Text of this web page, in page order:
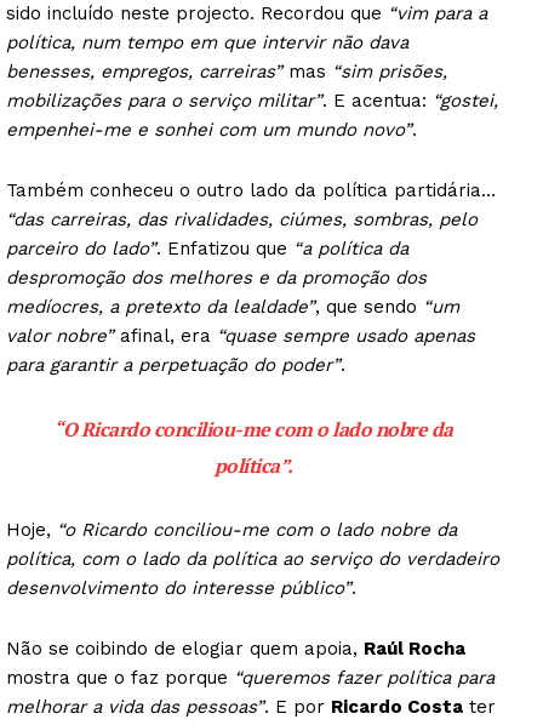
sido incluído neste projecto. Recordou que “vim para a
política, num tempo em que intervir não dava
benesses, empregos, carreiras”mas “sim prisões,
mobilizações para o serviço militar”. E acentua: “gostei,
empenhei-me e sonhei com um mundo novo”.
Também conheceu o outro lado da política partidária…
“das carreiras, das rivalidades, ciúmes, sombras, pelo
parceiro do lado”. Enfatizou que “a política da
despromoção dos melhores e da promoção dos
medíocres, a pretexto da lealdade”, que sendo “um
valor nobre”afinal, era “quase sempre usado apenas
para garantir a perpetuação do poder”.
“O Ricardo conciliou-me com o lado nobre da
política”.
Hoje, “o Ricardo conciliou-me com o lado nobre da
política, com o lado da política ao serviço do verdadeiro
desenvolvimento do interesse público”.
Não se coibindo de elogiar quem apoia, Raúl Rocha
mostra que o faz porque “queremos fazer política para
melhorar a vida das pessoas”. E por Ricardo Costa ter